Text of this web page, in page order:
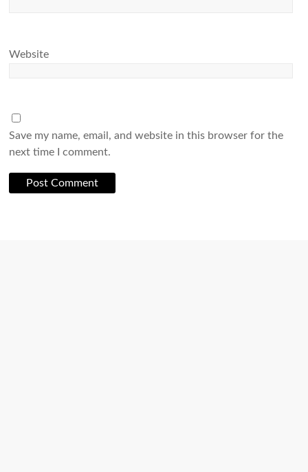
Website
Save my name, email, and website in this browser for the
next time I comment.